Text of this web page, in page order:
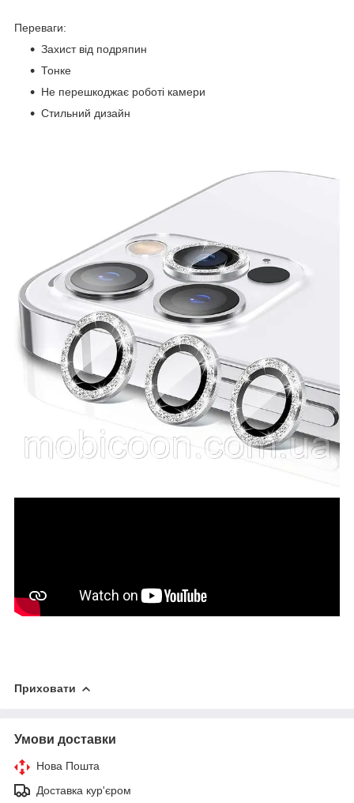
Переваги:
Захист від подряпин
Тонке
Не перешкоджає роботі камери
Стильний дизайн
Приховати
Умови доставки
Нова Пошта
Доставка кур'єром